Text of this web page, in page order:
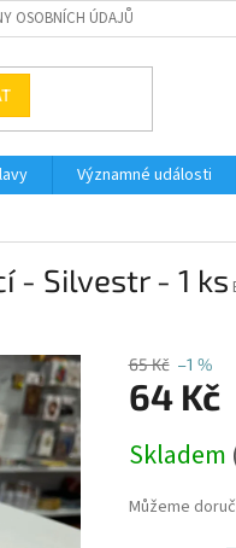
OSOBNÍCH ÚDAJŮ
Významné události
- Silvestr - 1 ks
65 Kč –1 %
64 Kč
cena:
Skladem
Můžeme